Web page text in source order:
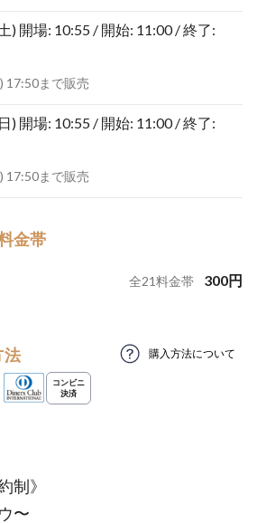
) 開場: 10:55 / 開始: 11:00 / 終了:
17:50まで販売
) 開場: 10:55 / 開始: 11:00 / 終了:
17:50まで販売
金帯
全21料金帯 300円
法 購入方法について
制》
〜